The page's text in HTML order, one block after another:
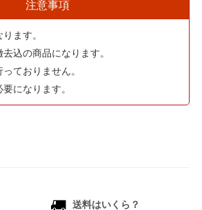
注意事項
ます。
込の商品になります。
ておりません。
になります。
送料はいくら？